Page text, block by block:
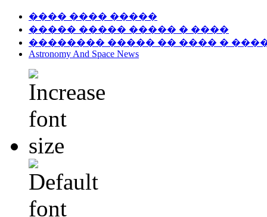
���� ���� �����
����� ����� ����� � ����
�������� ����� �� ���� �
Astronomy And Space News